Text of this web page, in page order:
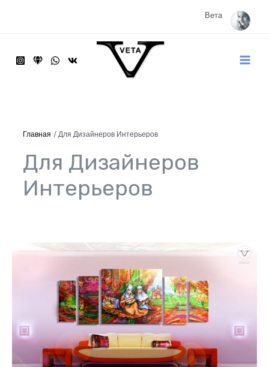
Вета
Main
Главная Для Дизайнеров Интерьеров
Для Дизайнеров
Интерьеров